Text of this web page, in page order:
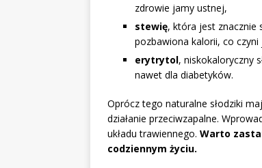
zdrowie jamy ustnej,
stewię, która jest znacznie
pozbawiona kalorii, co
erytrytol, niskokaloryczny
nawet dla diabetyków.
Oprócz tego naturalne słodziki
działanie przeciwzapalne.
układu trawiennego. Warto
codziennym życiu.